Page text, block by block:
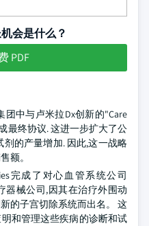
会是什么？
PDF
团中与卢米拉Dx创新的"Care
最终协议. 这进一步扩大了公
的产量增加. 因此,这一战略
额。
完成了对心血管系统公司
器械公司,因其在治疗外围动
的子宫切除系统而出名。 这
和管理这些疾病的诊断和试